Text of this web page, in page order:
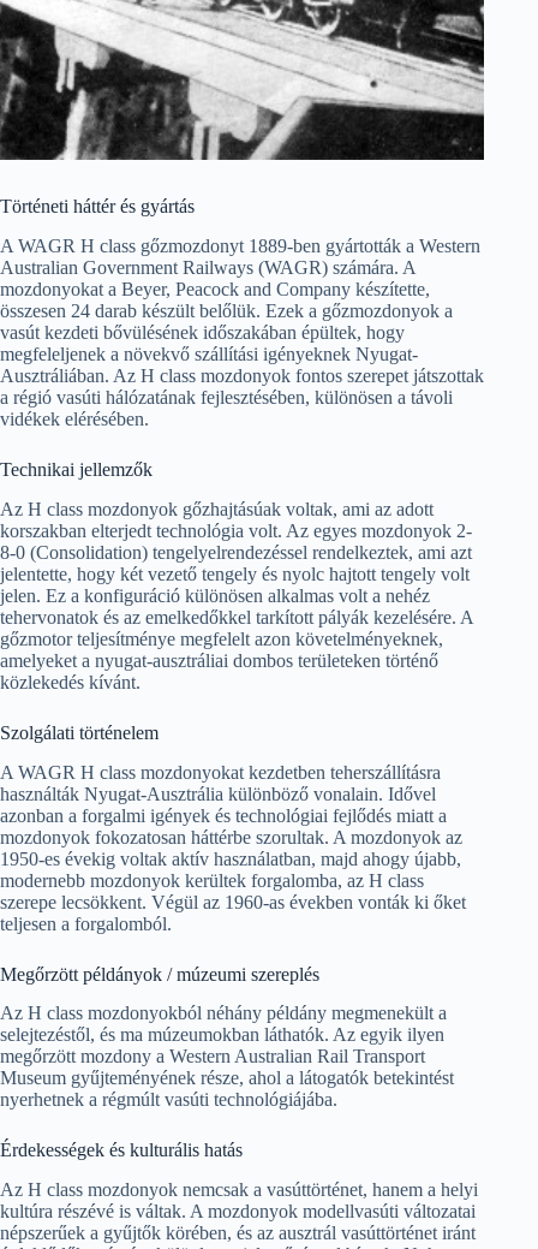
Történeti háttér és gyártás
A WAGR H class gőzmozdonyt 1889-ben gyártották a Western
Australian Government Railways (WAGR) számára. A
mozdonyokat a Beyer, Peacock and Company készítette,
összesen 24 darab készült belőlük. Ezek a gőzmozdonyok a
vasút kezdeti bővülésének időszakában épültek, hogy
megfeleljenek a növekvő szállítási igényeknek Nyugat-
Ausztráliában. Az H class mozdonyok fontos szerepet játszottak
a régió vasúti hálózatának fejlesztésében, különösen a távoli
vidékek elérésében.
Technikai jellemzők
Az H class mozdonyok gőzhajtásúak voltak, ami az adott
korszakban elterjedt technológia volt. Az egyes mozdonyok 2-
8-0 (Consolidation) tengelyelrendezéssel rendelkeztek, ami azt
jelentette, hogy két vezető tengely és nyolc hajtott tengely volt
jelen. Ez a konfiguráció különösen alkalmas volt a nehéz
tehervonatok és az emelkedőkkel tarkított pályák kezelésére. A
gőzmotor teljesítménye megfelelt azon követelményeknek,
amelyeket a nyugat-ausztráliai dombos területeken történő
közlekedés kívánt.
Szolgálati történelem
A WAGR H class mozdonyokat kezdetben teherszállításra
használták Nyugat-Ausztrália különböző vonalain. Idővel
azonban a forgalmi igények és technológiai fejlődés miatt a
mozdonyok fokozatosan háttérbe szorultak. A mozdonyok az
1950-es évekig voltak aktív használatban, majd ahogy újabb,
modernebb mozdonyok kerültek forgalomba, az H class
szerepe lecsökkent. Végül az 1960-as években vonták ki őket
teljesen a forgalomból.
Megőrzött példányok / múzeumi szereplés
Az H class mozdonyokból néhány példány megmenekült a
selejtezéstől, és ma múzeumokban láthatók. Az egyik ilyen
megőrzött mozdony a Western Australian Rail Transport
Museum gyűjteményének része, ahol a látogatók betekintést
nyerhetnek a régmúlt vasúti technológiájába.
Érdekességek és kulturális hatás
Az H class mozdonyok nemcsak a vasúttörténet, hanem a helyi
kultúra részévé is váltak. A mozdonyok modellvasúti változatai
népszerűek a gyűjtők körében, és az ausztrál vasúttörténet iránt